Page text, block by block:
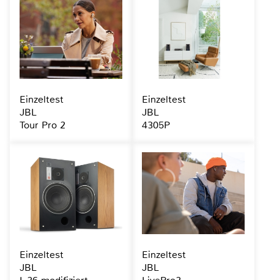
Einzeltest
JBL
Tour Pro 2
Einzeltest
JBL
4305P
Einzeltest
JBL
Einzeltest
JBL